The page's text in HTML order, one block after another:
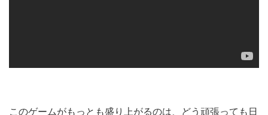
このゲームがもっとも盛り上がるのは、どう頑張っても日